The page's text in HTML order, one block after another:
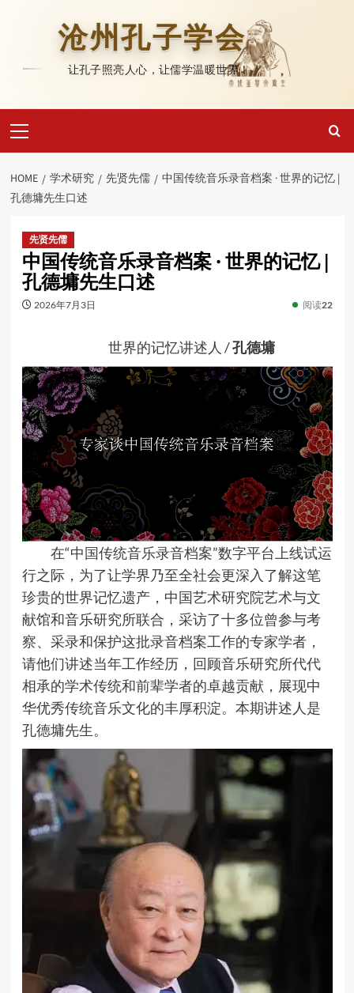
沧州孔子学会
让孔子照亮人心，让儒学温暖世界！
Menu
HOME 学术研究 先贤先儒
中国传统音乐录音档案 · 世界的记忆 |
孔德墉先生口述
先贤先儒
中国传统音乐录音档案 · 世界的记忆 |
孔德墉先生口述
2026年7月3日 阅读22
世界的记忆讲述人 /孔德墉
在“中国传统音乐录音档案”数字平台上线试运
行之际，为了让学界乃至全社会更深入了解这笔
珍贵的世界记忆遗产，中国艺术研究院艺术与文
献馆和音乐研究所联合，采访了十多位曾参与考
察、采录和保护这批录音档案工作的专家学者，
请他们讲述当年工作经历，回顾音乐研究所代代
相承的学术传统和前辈学者的卓越贡献，展现中
华优秀传统音乐文化的丰厚积淀。本期讲述人是
孔德墉先生。